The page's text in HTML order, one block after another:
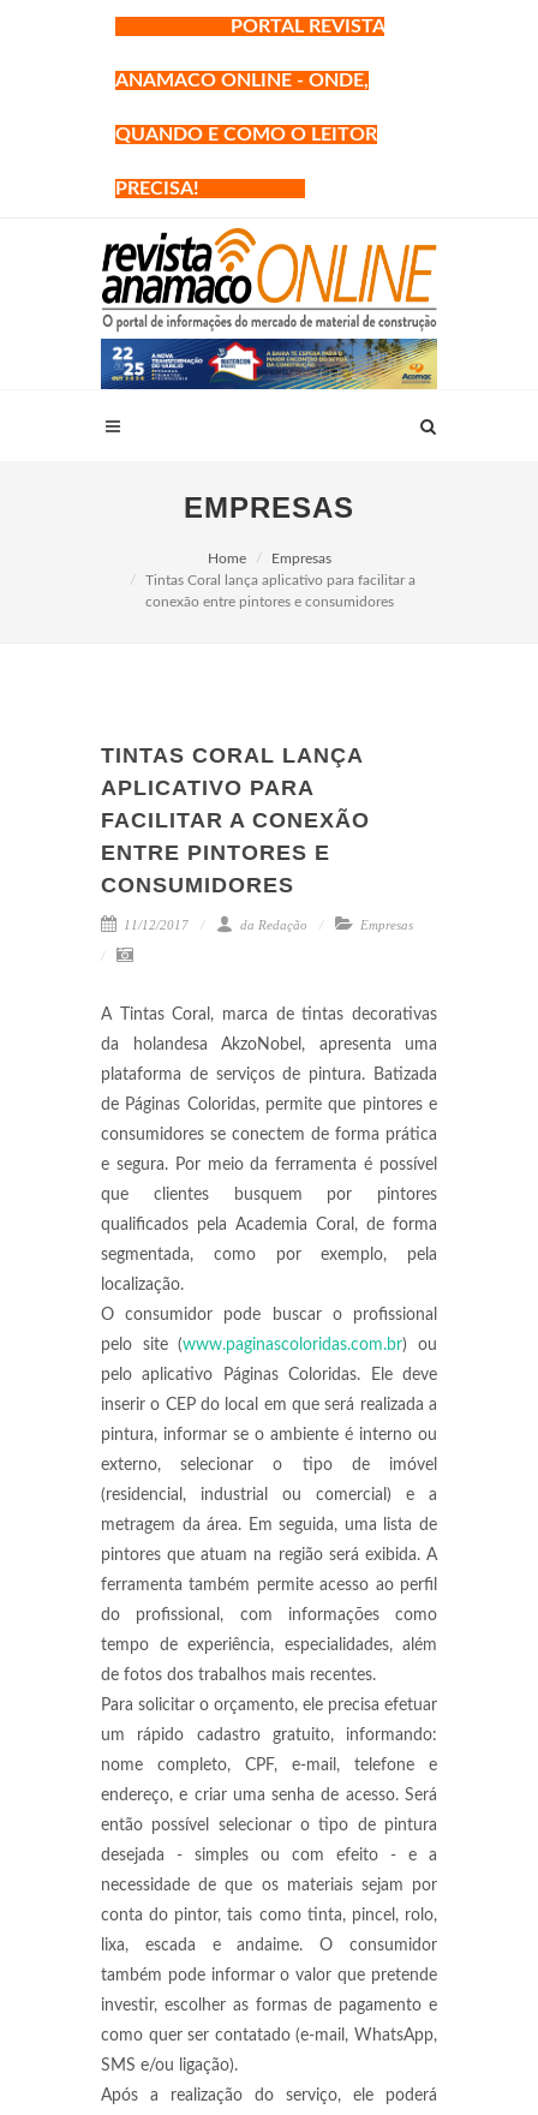
PORTAL REVISTA
ANAMACO ONLINE - ONDE,
QUANDO E COMO O LEITOR
PRECISA!
EMPRESAS
Home
Empresas
Tintas Coral lança aplicativo para facilitar a
conexão entre pintores e consumidores
TINTAS CORAL LANÇA
APLICATIVO PARA
FACILITAR A CONEXÃO
ENTRE PINTORES E
CONSUMIDORES
11/12/2017 da Redação Empresas
A Tintas Coral, marca de tintas decorativas
da holandesa AkzoNobel, apresenta uma
plataforma de serviços de pintura. Batizada
de Páginas Coloridas, permite que pintores e
consumidores se conectem de forma prática
e segura. Por meio da ferramenta é possível
que clientes busquem por pintores
qualificados pela Academia Coral, de forma
segmentada, como por exemplo, pela
localização.
O consumidor pode buscar o profissional
pelo site (www.paginascoloridas.com.br) ou
pelo aplicativo Páginas Coloridas. Ele deve
inserir o CEP do local em que será realizada a
pintura, informar se o ambiente é interno ou
externo, selecionar o tipo de imóvel
(residencial, industrial ou comercial) e a
metragem da área. Em seguida, uma lista de
pintores que atuam na região será exibida. A
ferramenta também permite acesso ao perfil
do profissional, com informações como
tempo de experiência, especialidades, além
de fotos dos trabalhos mais recentes.
Para solicitar o orçamento, ele precisa efetuar
um rápido cadastro gratuito, informando:
nome completo, CPF, e-mail, telefone e
endereço, e criar uma senha de acesso. Será
então possível selecionar o tipo de pintura
desejada - simples ou com efeito - e a
necessidade de que os materiais sejam por
conta do pintor, tais como tinta, pincel, rolo,
lixa, escada e andaime. O consumidor
também pode informar o valor que pretende
investir, escolher as formas de pagamento e
como quer ser contatado (e-mail, WhatsApp,
SMS e/ou ligação).
Após a realização do serviço, ele poderá